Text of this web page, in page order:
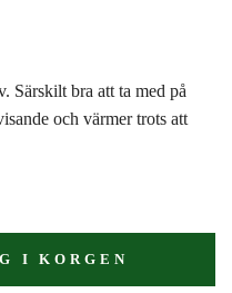
Särskilt bra att ta med på
och värmer trots att
I KORGEN